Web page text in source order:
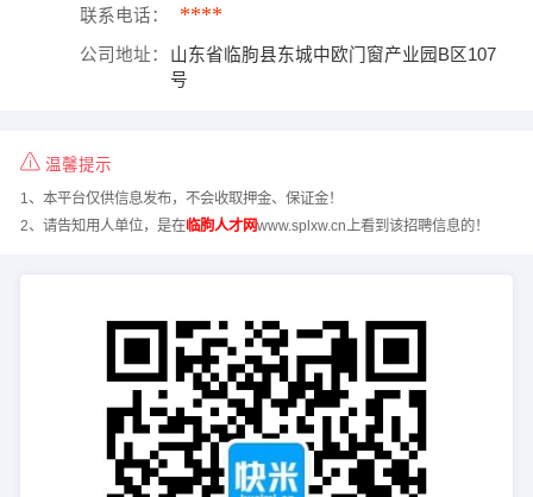
联系电话： ****
公司地址：
山东省临朐县东城中欧门窗产业园B区107
号
温馨提示
1、本平台仅供信息发布，不会收取押金、保证金！
2、请告知用人单位，是在临朐人才网www.splxw.cn上看到该招聘信息的！